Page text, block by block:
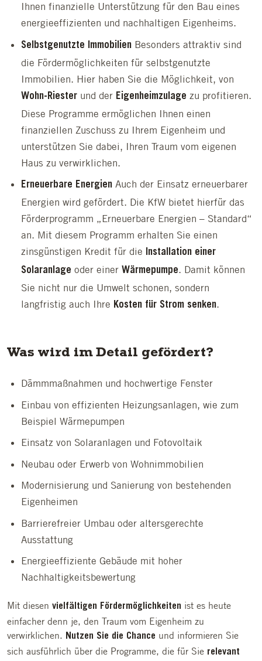
Ihnen finanzielle Unterstützung für den Bau eines
energieeffizienten und nachhaltigen Eigenheims.
Selbstgenutzte ImmobilienBesonders attraktiv sind
die Fördermöglichkeiten für selbstgenutzte
Immobilien. Hier haben Sie die Möglichkeit, von
Wohn-Riesterund der Eigenheimzulage zu profitieren.
Diese Programme ermöglichen Ihnen einen
finanziellen Zuschuss zu Ihrem Eigenheim und
unterstützen Sie dabei, Ihren Traum vom eigenen
Haus zu verwirklichen.
Erneuerbare EnergienAuch der Einsatz erneuerbarer
Energien wird gefördert. Die KfW bietet hierfür das
Förderprogramm „Erneuerbare Energien – Standard“
an. Mit diesem Programm erhalten Sie einen
zinsgünstigen Kredit für die Installation einer
Solaranlage oder einer Wärmepumpe. Damit können
Sie nicht nur die Umwelt schonen, sondern
langfristig auch Ihre Kosten für Strom senken.
Was wird im Detail gefördert?
Dämmmaßnahmen und hochwertige Fenster
Einbau von effizienten Heizungsanlagen, wie zum
Beispiel Wärmepumpen
Einsatz von Solaranlagen und Fotovoltaik
Neubau oder Erwerb von Wohnimmobilien
Modernisierung und Sanierung von bestehenden
Eigenheimen
Barrierefreier Umbau oder altersgerechte
Ausstattung
Energieeffiziente Gebäude mit hoher
Nachhaltigkeitsbewertung
Mit diesen vielfältigen Fördermöglichkeiten ist es heute
einfacher denn je, den Traum vom Eigenheim zu
verwirklichen. Nutzen Sie die Chance und informieren Sie
sich ausführlich über die Programme, die für Sie relevant